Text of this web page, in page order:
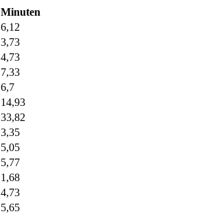
Minuten
6,12
3,73
4,73
7,33
6,7
14,93
33,82
3,35
5,05
5,77
1,68
4,73
5,65